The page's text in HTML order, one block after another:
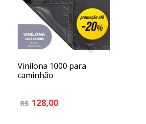
Vinilona 1000 para
caminhão
R$ 128,00